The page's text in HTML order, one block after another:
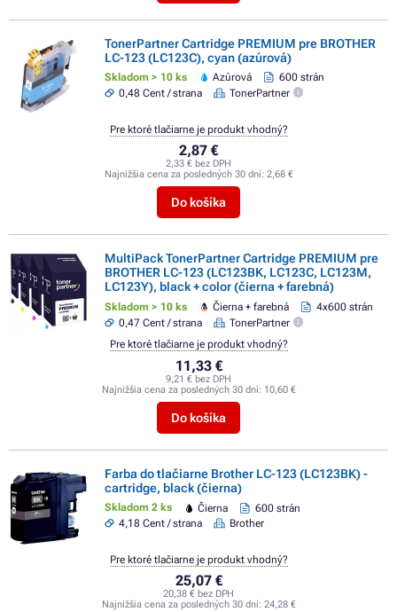
TonerPartner Cartridge PREMIUM pre BROTHER
LC-123 (LC123C), cyan (azúrová)
Skladom > 10 ks Azúrová
600 strán
0,48 Cent / strana
TonerPartner
2,87 €
2,33 € bez DPH
Najnižšia cena za posledných 30 dní: 2,68 €
Do košíka
Pre ktoré tlačiarne je produkt vhodný?
MultiPack TonerPartner Cartridge PREMIUM pre
BROTHER LC-123 (LC123BK, LC123C, LC123M,
LC123Y), black + color (čierna + farebná)
Skladom > 10 ks Čierna + farebná
4x600 strán
0,47 Cent / strana
TonerPartner
11,33 €
9,21 € bez DPH
Najnižšia cena za posledných 30 dní: 10,60 €
Do košíka
Pre ktoré tlačiarne je produkt vhodný?
Farba do tlačiarne Brother LC-123 (LC123BK) -
cartridge, black (čierna)
Skladom 2 ks Čierna
600 strán
4,18 Cent / strana
Brother
25,07 €
20,38 € bez DPH
Najnižšia cena za posledných 30 dní: 24,28 €
Pre ktoré tlačiarne je produkt vhodný?